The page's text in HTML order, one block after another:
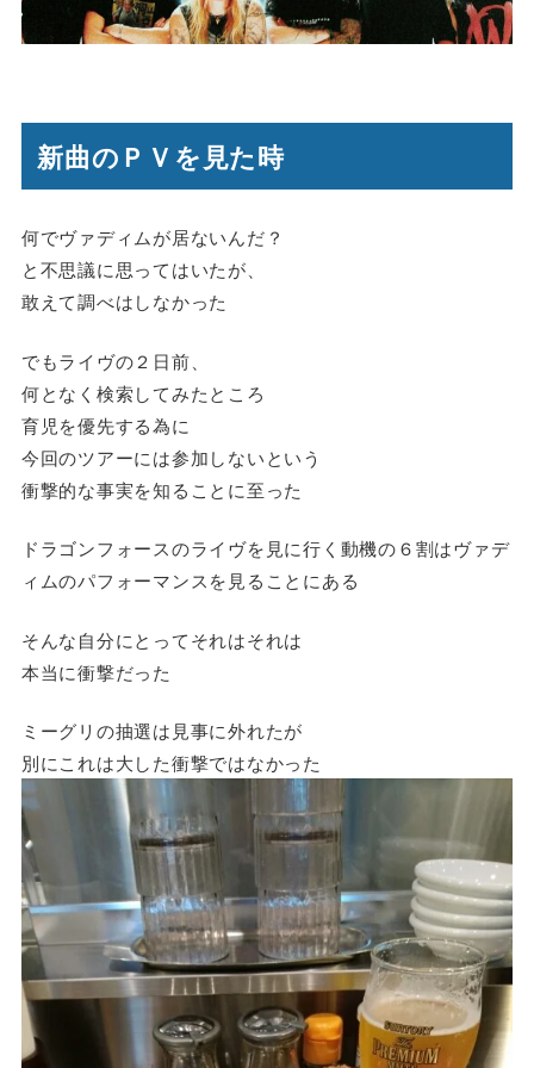
新曲のＰＶを見た時
何でヴァディムが居ないんだ？
と不思議に思ってはいたが、
敢えて調べはしなかった
でもライヴの２日前、
何となく検索してみたところ
育児を優先する為に
今回のツアーには参加しないという
衝撃的な事実を知ることに至った
ドラゴンフォースのライヴを見に行く動機の６割はヴァデ
ィムのパフォーマンスを見ることにある
そんな自分にとってそれはそれは
本当に衝撃だった
ミーグリの抽選は見事に外れたが
別にこれは大した衝撃ではなかった